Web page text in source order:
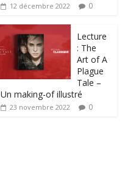
12 décembre 2022 0
Lecture
: The
Art of A
Plague
Tale –
Un making-of illustré
23 novembre 2022 0